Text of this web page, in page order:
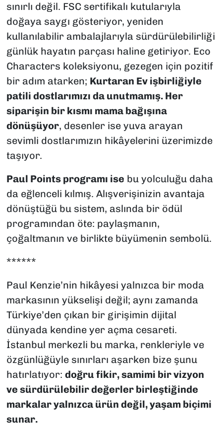
sınırlı değil. FSC sertifikalı kutularıyla
doğaya saygı gösteriyor, yeniden
kullanılabilir ambalajlarıyla sürdürülebilirliği
günlük hayatın parçası haline getiriyor. Eco
Characters koleksiyonu, gezegen için pozitif
bir adım atarken; Kurtaran Ev işbirliğiyle
patili dostlarımızı da unutmamış. Her
siparişin bir kısmı mama bağışına
dönüşüyor, desenler ise yuva arayan
sevimli dostlarımızın hikâyelerini üzerimizde
taşıyor.
Paul Points programı ise bu yolculuğu daha
da eğlenceli kılmış. Alışverişinizin avantaja
dönüştüğü bu sistem, aslında bir ödül
programından öte: paylaşmanın,
çoğaltmanın ve birlikte büyümenin sembolü.
******
Paul Kenzie’nin hikâyesi yalnızca bir moda
markasının yükselişi değil; aynı zamanda
Türkiye’den çıkan bir girişimin dijital
dünyada kendine yer açma cesareti.
İstanbul merkezli bu marka, renkleriyle ve
özgünlüğüyle sınırları aşarken bize şunu
hatırlatıyor: doğru fikir, samimi bir vizyon
ve sürdürülebilir değerler birleştiğinde
markalar yalnızca ürün değil, yaşam biçimi
sunar.